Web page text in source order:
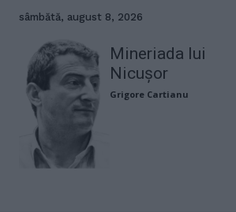
sâmbătă, august 8, 2026
Mineriada lui
Nicușor
Grigore Cartianu